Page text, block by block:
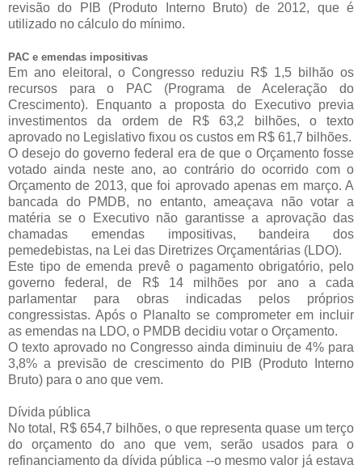
revisão do PIB (Produto Interno Bruto) de 2012, que é
utilizado no cálculo do mínimo.
PAC e emendas impositivas
Em ano eleitoral, o Congresso reduziu R$ 1,5 bilhão os
recursos para o PAC (Programa de Aceleração do
Crescimento). Enquanto a proposta do Executivo previa
investimentos da ordem de R$ 63,2 bilhões, o texto
aprovado no Legislativo fixou os custos em R$ 61,7 bilhões.
O desejo do governo federal era de que o Orçamento fosse
votado ainda neste ano, ao contrário do ocorrido com o
Orçamento de 2013, que foi aprovado apenas em março. A
bancada do PMDB, no entanto, ameaçava não votar a
matéria se o Executivo não garantisse a aprovação das
chamadas emendas impositivas, bandeira dos
pemedebistas, na Lei das Diretrizes Orçamentárias (LDO).
Este tipo de emenda prevê o pagamento obrigatório, pelo
governo federal, de R$ 14 milhões por ano a cada
parlamentar para obras indicadas pelos próprios
congressistas. Após o Planalto se comprometer em incluir
as emendas na LDO, o PMDB decidiu votar o Orçamento.
O texto aprovado no Congresso ainda diminuiu de 4% para
3,8% a previsão de crescimento do PIB (Produto Interno
Bruto) para o ano que vem.
Dívida pública
No total, R$ 654,7 bilhões, o que representa quase um terço
do orçamento do ano que vem, serão usados para o
refinanciamento da dívida pública --o mesmo valor já estava